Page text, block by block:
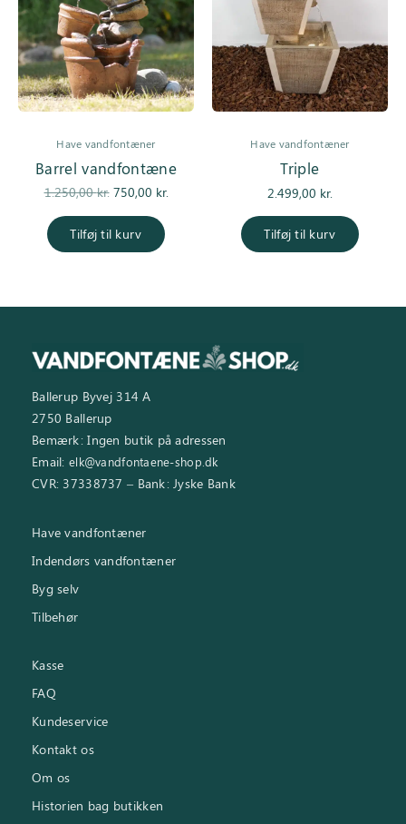
Have vandfontæner
Barrel vandfontæne
1.250,00kr.
Den
pris var:
1.250,00 kr..
750,00 kr.
Tilføj til kurv
Have vandfontæner
Triple
2.499,00 kr.
Tilføj til kurv
Ballerup Byvej 314 A
2750 Ballerup
Bemærk: Ingen butik på adressen
Email: elk@vandfontaene-shop.dk
CVR: 37338737 – Bank: Jyske Bank
Have vandfontæner
Indendørs vandfontæner
Byg selv
Tilbehør
Kasse
FAQ
Kundeservice
Kontakt os
Om os
Historien bag butikken